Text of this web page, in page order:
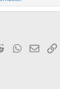
RedditWhatsApp
E-Mail